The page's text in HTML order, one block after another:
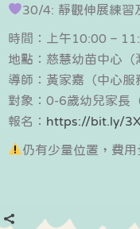
30/4: 靜觀伸展練習
時間：上午10:00 –
地點：慈慧幼苗中心（
導師：黃家嘉（中心服
對象：0-6歲幼兒家長
報名： https://bit.ly/
仍有少量位置，費